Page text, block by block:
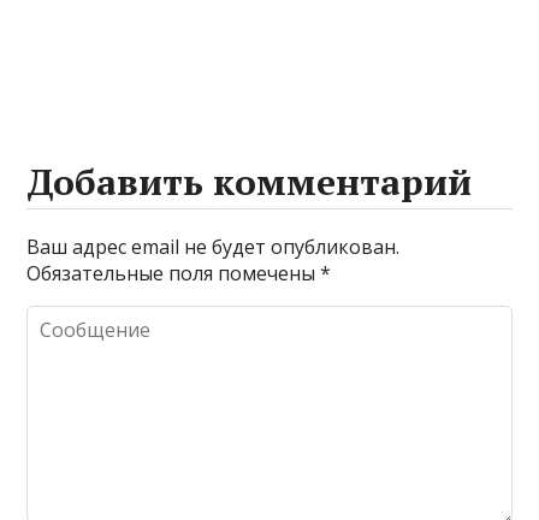
Добавить комментарий
Ваш адрес email не будет опубликован.
Обязательные поля помечены*